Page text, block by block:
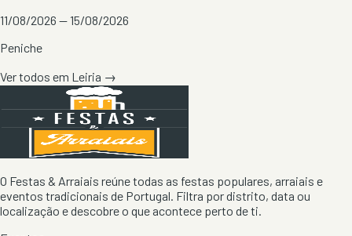
11/08/2026 — 15/08/2026
Peniche
Ver todos em Leiria →
O Festas & Arraiais reúne todas as festas populares, arraiais e
eventos tradicionais de Portugal. Filtra por distrito, data ou
localização e descobre o que acontece perto de ti.